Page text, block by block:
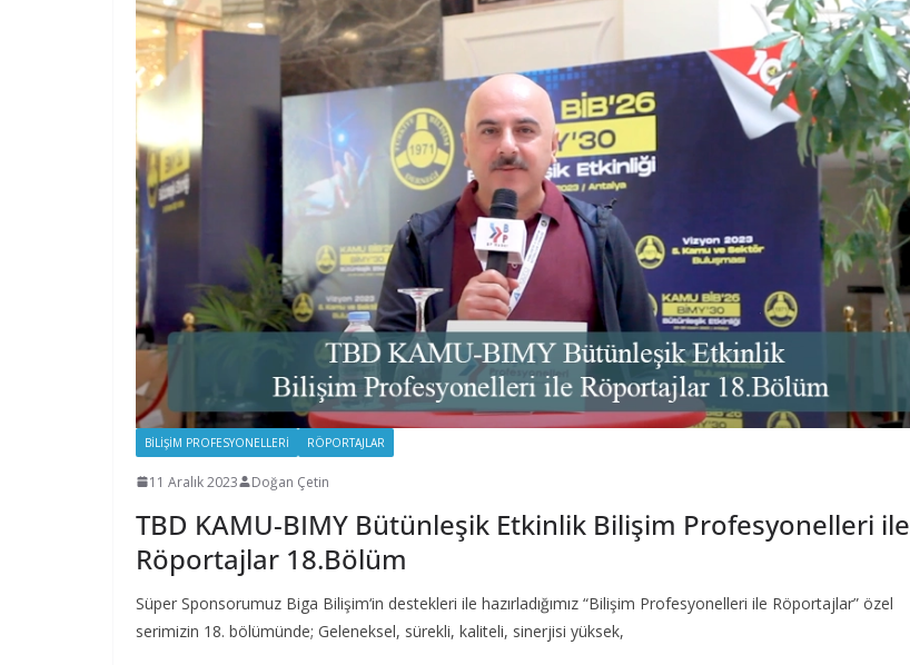
BILIŞIM PROFESYONELLERI RÖPORTAJLAR
11 Aralık 2023 Doğan Çetin
TBD KAMU-BIMY Bütünleşik Etkinlik Bilişim Profesyonelleri ile
Röportajlar 18.Bölüm
Süper Sponsorumuz Biga Bilişim‘in destekleri ile hazırladığımız “Bilişim Profesyonelleri ile Röportajlar” özel
serimizin 18. bölümünde; Geleneksel, sürekli, kaliteli, sinerjisi yüksek,